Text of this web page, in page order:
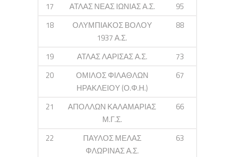
17 ΑΤΛΑΣ ΝΕΑΣ ΙΩΝΙΑΣ Α.Σ.
95
18
ΟΛΥΜΠΙΑΚΟΣ ΒΟΛΟΥ
1937 Α.Σ.
88
19 ΑΤΛΑΣ ΛΑΡΙΣΑΣ Α.Σ.
73
20
ΟΜΙΛΟΣ ΦΙΛΑΘΛΩΝ
ΗΡΑΚΛΕΙΟΥ (Ο.Φ.Η.)
67
21
ΑΠΟΛΛΩΝ ΚΑΛΑΜΑΡΙΑΣ
Μ.Γ.Σ.
66
22
ΠΑΥΛΟΣ ΜΕΛΑΣ
ΦΛΩΡΙΝΑΣ Α.Σ.
63